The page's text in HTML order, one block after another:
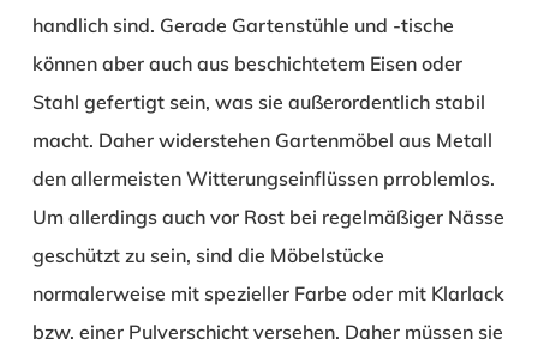
handlich sind. Gerade Gartenstühle und -tische
können aber auch aus beschichtetem Eisen oder
Stahl gefertigt sein, was sie außerordentlich stabil
macht. Daher widerstehen Gartenmöbel aus Metall
den allermeisten Witterungseinflüssen prroblemlos.
Um allerdings auch vor Rost bei regelmäßiger Nässe
geschützt zu sein, sind die Möbelstücke
normalerweise mit spezieller Farbe oder mit Klarlack
bzw. einer Pulverschicht versehen. Daher müssen sie